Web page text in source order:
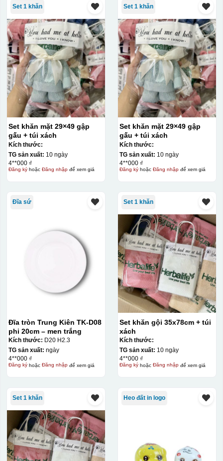
Set 1 khăn
Set khăn mặt 29×49 gập
gấu + túi xách
Kích thước:
TG sản xuất: 10 ngày
4**000 ₫
Đăng kýhoặc Đăng nhậpđể xem giá
Set 1 khăn
Set khăn mặt 29×49 gập
gấu + túi xách
Kích thước:
TG sản xuất: 10 ngày
4**000 ₫
Đăng kýhoặc Đăng nhậpđể xem giá
Đĩa sứ
Đĩa tròn Trung Kiên TK-D08
phi 20cm – men trắng
Kích thước: D20 H2.3
TG sản xuất: ngày
4**000 ₫
Đăng kýhoặc Đăng nhậpđể xem giá
Set 1 khăn
Set khăn gội 35x78cm + túi
xách
Kích thước:
TG sản xuất: 10 ngày
4**000 ₫
Đăng kýhoặc Đăng nhậpđể xem giá
Set 1 khăn Heo đất in logo